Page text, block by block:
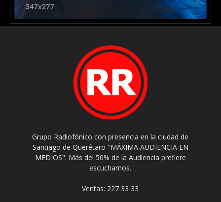
Grupo Radiofónico con presencia en la ciudad de
Santiago de Querétaro "MÁXIMA AUDIENCIA EN
MEDIOS". Más del 50% de la Audiencia prefiere
escucharnos.
Ventas: 227 33 33